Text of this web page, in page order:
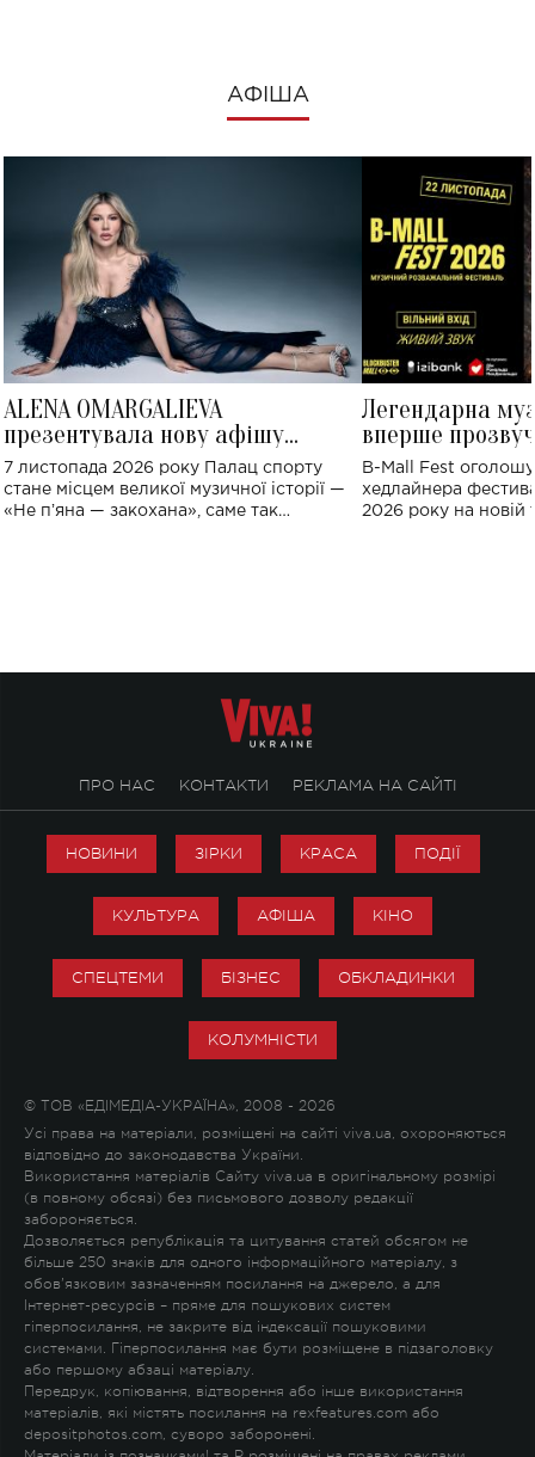
АФІША
ALENA OMARGALIEVA
презентувала нову афішу
великого концерту в Палаці
спорту
7 листопада 2026 року Палац спорту
стане місцем великої музичної історії —
«Не пʼяна — закохана», саме так
Легендарна
вперше
Україні: де
B-Mall Fest
хедлайнера
2026 року на новій
ПРО НАС КОНТАКТИ РЕКЛАМА НА САЙТІ
НОВИНИ ЗІРКИ КРАСА ПОДІЇ
КУЛЬТУРА АФІША КІНО
СПЕЦТЕМИ БІЗНЕС ОБКЛАДИНКИ
КОЛУМНІСТИ
© ТОВ «ЕДІМЕДІА-УКРАЇНА», 2008 - 2026
Усі права на матеріали, розміщені на сайті viva.ua, охороняються
відповідно до законодавства України.
Використання матеріалів Сайту viva.ua в оригінальному розмірі
(в повному обсязі) без письмового дозволу редакції
забороняється.
Дозволяється републікація та цитування статей обсягом не
більше 250 знаків для одного інформаційного матеріалу, з
обов'язковим зазначенням посилання на джерело, а для
Інтернет-ресурсів – пряме для пошукових систем
гіперпосилання, не закрите від індексації пошуковими
системами. Гіперпосилання має бути розміщене в підзаголовку
або першому абзаці матеріалу.
Передрук, копіювання, відтворення або інше використання
матеріалів, які містять посилання на rexfeatures.com або
depositphotos.com, суворо заборонені.